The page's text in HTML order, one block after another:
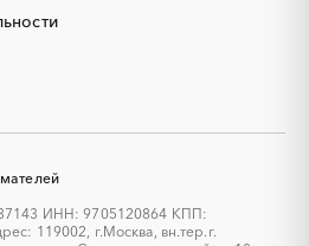
ГОСУДАРСТВЕННОЕ
КАЗЕННОЕ УЧРЕЖДЕНИЕ
ИНН: 9705120864 КПП:
119002, г.Москва, вн.тер.г.